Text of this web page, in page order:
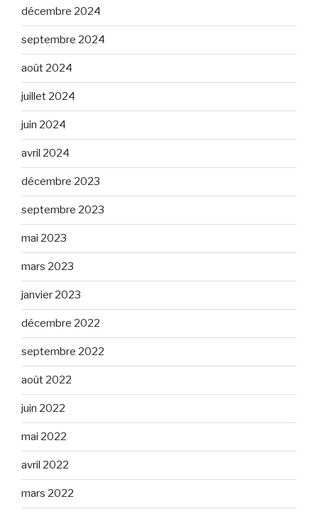
décembre 2024
septembre 2024
août 2024
juillet 2024
juin 2024
avril 2024
décembre 2023
septembre 2023
mai 2023
mars 2023
janvier 2023
décembre 2022
septembre 2022
août 2022
juin 2022
mai 2022
avril 2022
mars 2022